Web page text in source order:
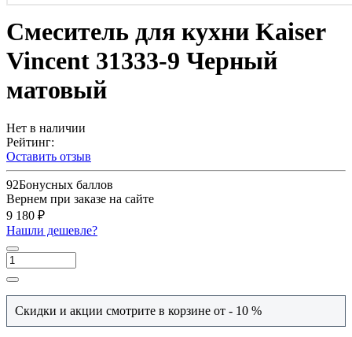
Смеситель для кухни Kaiser
Vincent 31333-9 Черный
матовый
Нет в наличии
Рейтинг:
Оставить отзыв
92Бонусных баллов
Вернем при заказе на сайте
9 180 ₽
Нашли дешевле?
Скидки и акции смотрите в корзине от - 10 %